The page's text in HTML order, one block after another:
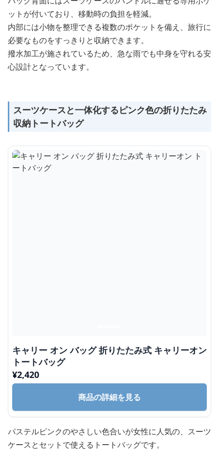
ットが付いており、移動時の負担を軽減。
内部には小物を整理できる複数のポケットを備え、旅行に
必要なものをすっきりと収納できます。
撥水加工が施されているため、急な雨でも中身を守れる安
心設計となっています。
スーツケースと一体化するピンク色の折りたたみ
収納トートバッグ
キャリー オン バッグ 折りたたみ式 キャリーオン
トートバッグ
¥2,420
商品の詳細を見る
パステルピンクのやさしい色合いが女性に人気の、スーツ
ケースとセットで使えるトートバッグです。